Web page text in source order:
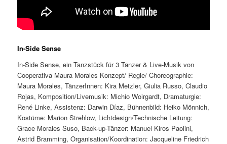
In-Side Sense
In-Side Sense, ein Tanzstück für 3 Tänzer & Live-Musik von
Cooperativa Maura Morales Konzept/ Regie/ Choreographie:
Maura Morales, TänzerInnen: Kira Metzler, Giulia Russo, Claudio
Rojas, Komposition/Livemusik: Michio Woirgardt, Dramaturgie:
René Linke, Assistenz: Darwin Díaz, Bühnenbild: Heiko Mönnich,
Kostüme: Marion Strehlow, Lichtdesign/Technische Leitung:
Grace Morales Suso, Back-up-Tänzer: Manuel Kiros Paolini,
Astrid Bramming, Organisation/Koordination: Jacqueline Friedrich